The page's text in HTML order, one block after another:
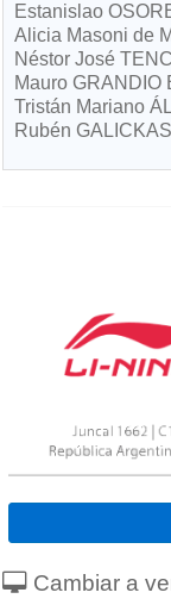
Estanislao
Alicia Masoni de
Néstor José
Mauro GRANDIO
Tristán Mariano
Rubén GALICKAS
Cambiar a